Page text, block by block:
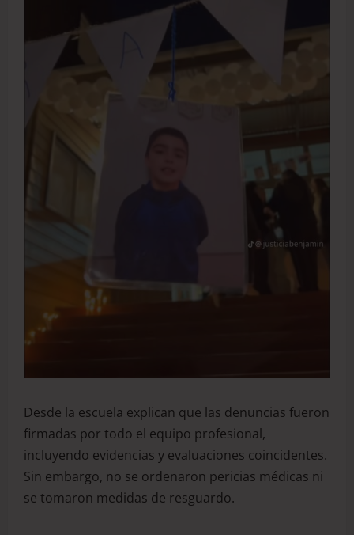
Desde la escuela explican que las denuncias fueron
firmadas por todo el equipo profesional,
incluyendo evidencias y evaluaciones coincidentes.
Sin embargo, no se ordenaron pericias médicas ni
se tomaron medidas de resguardo.